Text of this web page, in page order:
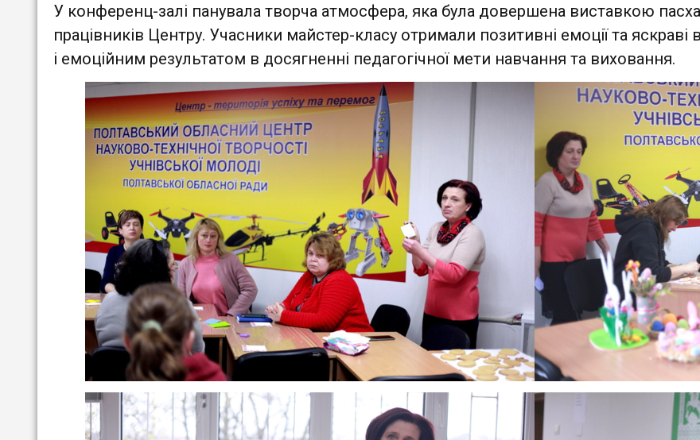
У конференц-залі панувала творча атмосфера, яка була довершена виставкою
працівників Центру. Учасники майстер-класу отримали позитивні емоції та
і емоційним результатом в досягненні педагогічної мети навчання та виховання.